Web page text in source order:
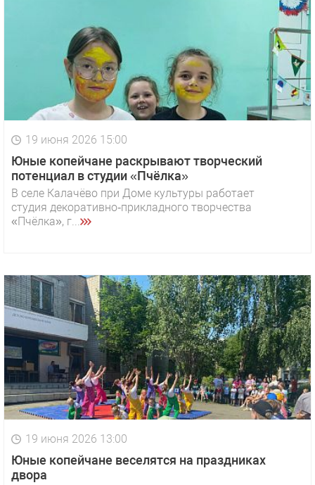
19 июня 2026 15:00
Юные копейчане раскрывают творческий
потенциал в студии «Пчёлка»
В селе Калачёво при Доме культуры работает
студия декоративно‑прикладного творчества
«Пчёлка», г...
19 июня 2026 13:00
Юные копейчане веселятся на праздниках
двора